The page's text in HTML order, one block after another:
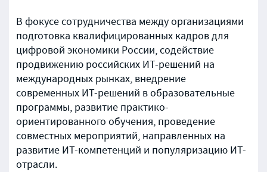
В фокусе сотрудничества между организациями
подготовка квалифицированных кадров для
цифровой экономики России, содействие
продвижению российских ИТ-решений на
международных рынках, внедрение
современных ИТ-решений в образовательные
программы, развитие практико-
ориентированного обучения, проведение
совместных мероприятий, направленных на
развитие ИТ-компетенций и популяризацию ИТ-
отрасли.